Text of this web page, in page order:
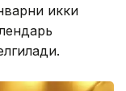
икки